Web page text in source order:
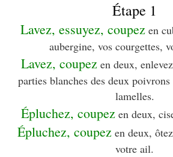
Étape 1
Lavez, essuyez, coupez en
aubergine, vos courgettes,
Lavez, coupez en deux,
parties blanches des deux
lamelles.
Épluchez, coupezen deux,
Épluchez, coupez en deux,
votre ail.